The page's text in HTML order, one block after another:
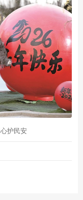
护民安